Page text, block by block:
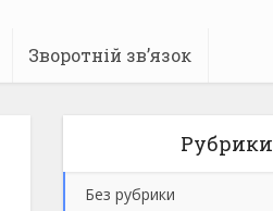
Зворотній зв’язок
Рубрики
Без рубрики